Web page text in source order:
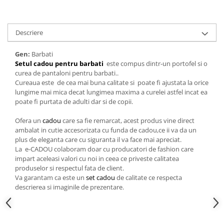
Martisoare
Descriere
Gen: Barbati
Setul cadou pentru barbati este compus dintr-un portofel si o
curea de pantaloni pentru barbati..
Cureaua este de cea mai buna calitate si poate fi ajustata la orice
lungime mai mica decat lungimea maxima a curelei astfel incat ea
poate fi purtata de adulti dar si de copii.
Ofera un cadou care sa fie remarcat, acest produs vine direct
ambalat in cutie accesorizata cu funda de cadou,ce ii va da un
plus de eleganta care cu siguranta il va face mai apreciat.
La e-CADOU colaboram doar cu producatori de fashion care
impart aceleasi valori cu noi in ceea ce priveste calitatea
produselor si respectul fata de client.
Va garantam ca este un set cadou de calitate ce respecta
descrierea si imaginile de prezentare.